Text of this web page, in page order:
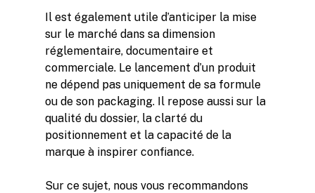
Il est également utile d’anticiper la mise
sur le marché dans sa dimension
réglementaire, documentaire et
commerciale. Le lancement d’un produit
ne dépend pas uniquement de sa formule
ou de son packaging. Il repose aussi sur la
qualité du dossier, la clarté du
positionnement et la capacité de la
marque à inspirer confiance.
Sur ce sujet, nous vous recommandons